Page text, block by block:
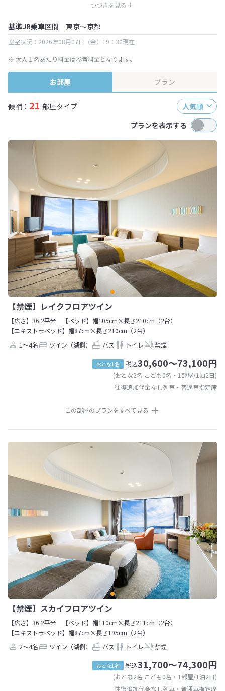
つづきを見る
※ 表示されている旅行代金・プラン内容は一定時間ごとに更新されます。最
基準JR乗車区間 東京～京都
空室状況：2026年08月07日（金）19：30現在
※ 大人１名あたり料金は参考料金となります。
お部屋 プラン
候補： 21 部屋タイプ
人気順
プランを表示する
【禁煙】レイクフロアツイン
【広さ】36.2平米
【ベッド】幅105cm×長さ210cm（2台）
【エキストラベッド】幅87cm×長さ210cm（2台）
1～4名
ツイン（湖側） バス トイレ 禁煙
おとな1名 税込30,600～73,100円
(おとな2名 こども0名・1部屋/1泊2日)
往復追加代金なし列車・普通車指定席
この部屋のプランをすべて見る
【禁煙】スカイフロアツイン
【広さ】36.2平米
【ベッド】幅110cm×長さ211cm（2台）
【エキストラベッド】幅87cm×長さ195cm（2台）
2～4名
ツイン（湖側） バス トイレ 禁煙
おとな1名 税込31,700～74,300円
(おとな2名 こども0名・1部屋/1泊2日)
往復追加代金なし列車・普通車指定席